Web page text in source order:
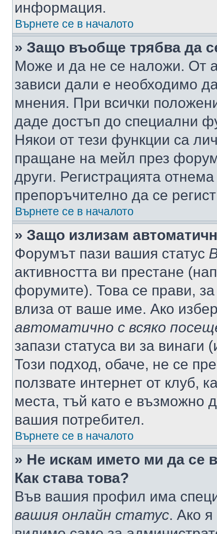
информация.
Върнете се в началото
» Защо въобще трябва да
Може и да не се наложи. От
зависи дали е необходимо
мнения. При всички
даде достъп до специални
Някои от тези функции са
пращане на мейл през
други. Регистрацията
препоръчително да се
Върнете се в началото
» Защо излизам
Форумът пази вашия статус
активността ви престане
форумите). Това се прави,
влиза от ваше име. Ако
автоматично с всяко
запази статуса ви за винаги
Този подход, обаче, не се
ползвате интернет от клуб,
места, тъй като е възможно
вашия потребител.
Върнете се в началото
» Не искам името ми да се
Как става това?
Във вашия профил има
вашия онлайн статус. Ако